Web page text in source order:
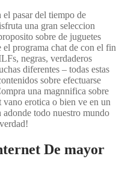
pasar del tiempo de
una gran seleccion
sobre de juguetes
programa chat de con el fin
negras, verdaderos
diferentes – todas estas
sobre efectuarse
una magnnifica sobre
erotica o bien ve en un
adonde todo nuestro mundo
De mayor